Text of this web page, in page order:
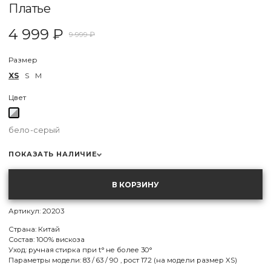
Платье
4 999 ₽ 9 999 ₽
Размер
XS
S M
Цвет
бело-серый
ПОКАЗАТЬ НАЛИЧИЕ
СПБ:нет в наличии
МСК:есть в наличии
СПБ:нет в наличии
В КОРЗИНУ
Артикул: 20203
Страна: Китай
Состав: 100% вискоза
Уход: ручная стирка при t° не более 30°
Параметры модели: 83 / 63 / 90 , рост 172 (на модели размер XS)